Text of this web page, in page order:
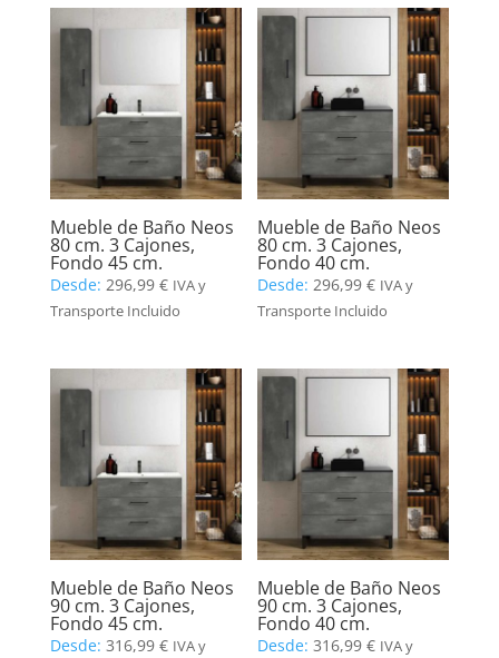
Mueble de Baño Neos
80 cm. 3 Cajones,
Fondo 45 cm.
Desde: 296,99 € IVA y
Transporte Incluido
Mueble de Baño Neos
80 cm. 3 Cajones,
Fondo 40 cm.
Desde:296,99€ IVA y
Transporte Incluido
Mueble de Baño Neos
90 cm. 3 Cajones,
Fondo 45 cm.
Desde: 316,99 € IVA y
Mueble de Baño Neos
90 cm. 3 Cajones,
Fondo 40 cm.
Desde:316,99€ IVA y